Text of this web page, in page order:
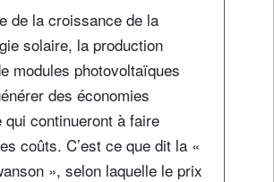
de la croissance de la
solaire, la production
modules photovoltaïques
des économies
qui continueront à faire
coûts. C’est ce que dit la «
», selon laquelle le prix